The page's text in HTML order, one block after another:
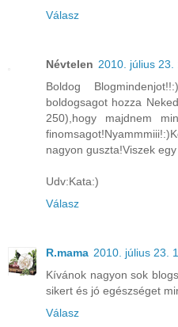
Válasz
Névtelen 2010. július 23.
Boldog
boldogsagot hozza
250),hogy majdnem
nagyon guszta!Viszek
Udv:Kata:)
Válasz
R.mama 2010. július 23.
Kívánok nagyon sok
sikert és jó egészséget
Válasz